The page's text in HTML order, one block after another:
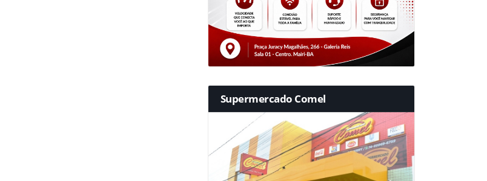
Supermercado Comel